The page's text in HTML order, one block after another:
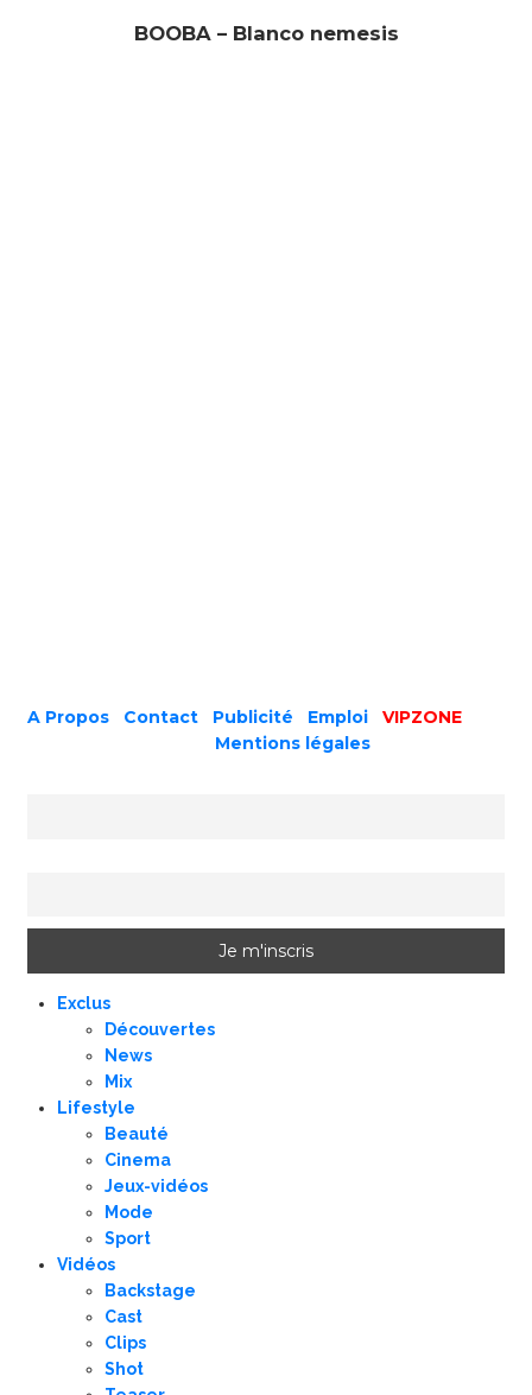
BOOBA – Blanco nemesis
A Propos Contact Publicité Emploi
VIPZONE
Mentions légales
Exclus
Découvertes
News
Mix
Lifestyle
Beauté
Cinema
Jeux-vidéos
Mode
Sport
Vidéos
Backstage
Cast
Clips
Shot